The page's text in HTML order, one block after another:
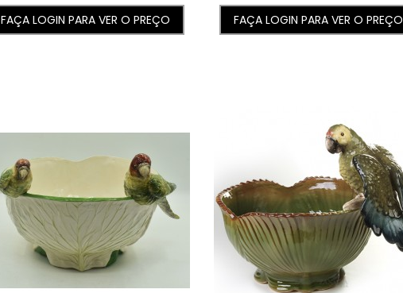
FAÇA LOGIN PARA VER O PREÇO FAÇA LOGIN PARA VER O PREÇO